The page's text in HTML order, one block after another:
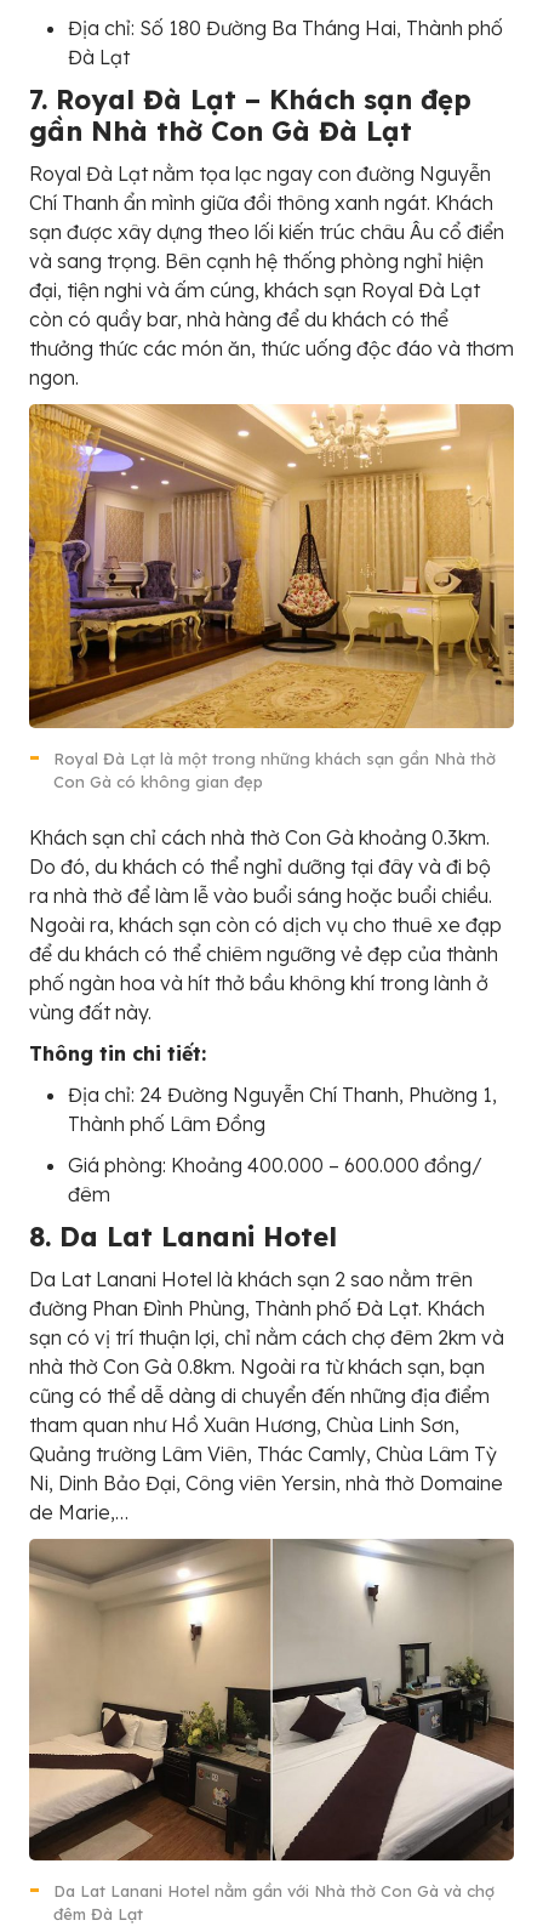
Địa chỉ: Số 180 Đường Ba Tháng Hai, Thành phố
Đà Lạt
7. Royal Đà Lạt – Khách sạn đẹp
gần Nhà thờ Con Gà Đà Lạt
Royal Đà Lạt nằm tọa lạc ngay con đường Nguyễn
Chí Thanh ẩn mình giữa đồi thông xanh ngát. Khách
sạn được xây dựng theo lối kiến trúc châu Âu cổ điển
và sang trọng. Bên cạnh hệ thống phòng nghỉ hiện
đại, tiện nghi và ấm cúng, khách sạn Royal Đà Lạt
còn có quầy bar, nhà hàng để du khách có thể
thưởng thức các món ăn, thức uống độc đáo và thơm
ngon.
Royal Đà Lạt là một trong những khách sạn gần Nhà thờ
Con Gà có không gian đẹp
Khách sạn chỉ cách nhà thờ Con Gà khoảng 0.3km.
Do đó, du khách có thể nghỉ dưỡng tại đây và đi bộ
ra nhà thờ để làm lễ vào buổi sáng hoặc buổi chiều.
Ngoài ra, khách sạn còn có dịch vụ cho thuê xe đạp
để du khách có thể chiêm ngưỡng vẻ đẹp của thành
phố ngàn hoa và hít thở bầu không khí trong lành ở
vùng đất này.
Thông tin chi tiết:
Địa chỉ: 24 Đường Nguyễn Chí Thanh, Phường 1,
Thành phố Lâm Đồng
Giá phòng: Khoảng 400.000 – 600.000 đồng/
đêm
8. Da Lat Lanani Hotel
Da Lat Lanani Hotel là khách sạn 2 sao nằm trên
đường Phan Đình Phùng, Thành phố Đà Lạt. Khách
sạn có vị trí thuận lợi, chỉ nằm cách chợ đêm 2km và
nhà thờ Con Gà 0.8km. Ngoài ra từ khách sạn, bạn
cũng có thể dễ dàng di chuyển đến những địa điểm
tham quan như Hồ Xuân Hương, Chùa Linh Sơn,
Quảng trường Lâm Viên, Thác Camly, Chùa Lâm Tỳ
Ni, Dinh Bảo Đại, Công viên Yersin, nhà thờ Domaine
de Marie,…
Da Lat Lanani Hotel nằm gần với Nhà thờ Con Gà và chợ
đêm Đà Lạt